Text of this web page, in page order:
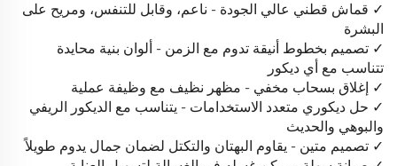
✓ قماش قطني عالي الجودة - ناعم، وقابل للتنفس، ومريح على
البشرة
✓ تصميم بخطوط أنيقة تدوم مع الزمن - ألوان بنية محايدة
تتناسب مع أي ديكور
✓ إغلاق بسحاب مخفي - مظهر نظيف مع وظيفة عملية
✓ حل ديكوري متعدد الاستخدامات - يتناسب مع الديكور الريفي
والبوهي والحديث
✓ تصميم متين - يقاوم البهتان والتكتل لضمان جمال يدوم طويلاً